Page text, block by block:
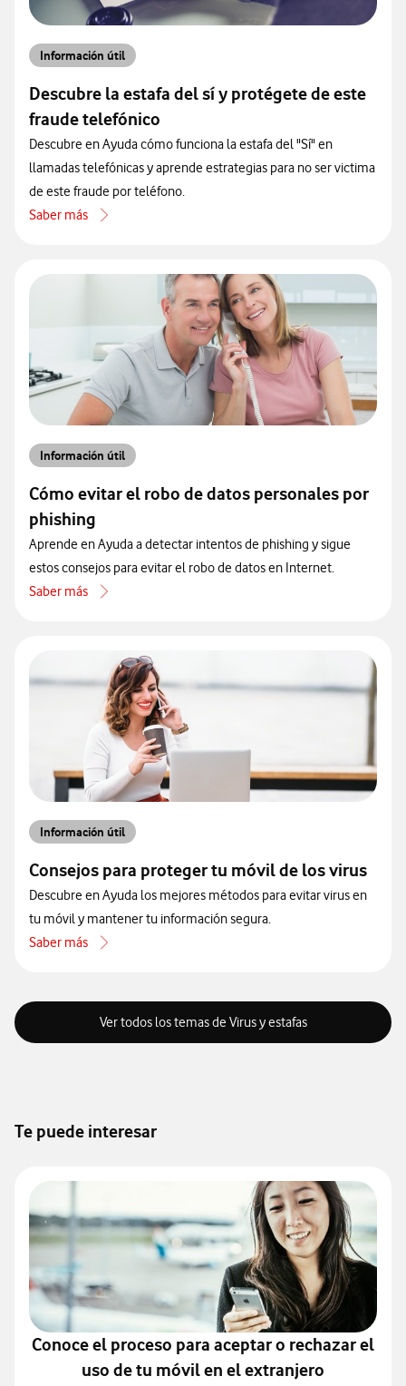
Información útil
Descubre la estafa del sí y protégete de este
fraude telefónico
Descubre en Ayuda cómo funciona la estafa del "Sí" en
llamadas telefónicas y aprende estrategias para no ser victima
de este fraude por teléfono.
Saber más
acerca de Descubre la estafa del sí y protégete de este fraude
Información útil
Cómo evitar el robo de datos personales por
phishing
Aprende en Ayuda a detectar intentos de phishing y sigue
estos consejos para evitar el robo de datos en Internet.
Saber más
acerca de Cómo evitar el robo de datos personales por phishing
Información útil
Consejos para proteger tu móvil de los virus
Descubre en Ayuda los mejores métodos para evitar virus en
tu móvil y mantener tu información segura.
Saber más
acerca de Consejos para proteger tu móvil de los virus
Ver todos los temas de Virus y estafas
Te puede interesar
Conoce el proceso para aceptar o rechazar el
uso de tu móvil en el extranjero